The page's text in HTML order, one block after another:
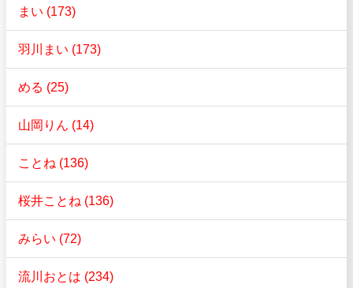
まい (173)
羽川まい (173)
める (25)
山岡りん (14)
ことね (136)
桜井ことね (136)
みらい (72)
流川おとは (234)